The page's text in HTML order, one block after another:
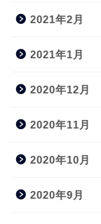
2021年2月
2021年1月
2020年12月
2020年11月
2020年10月
2020年9月